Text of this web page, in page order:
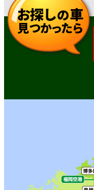
お探しの車
見つかったら